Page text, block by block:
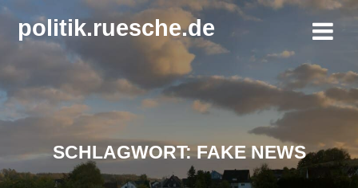
Zum
Inhalt
springen
politik.ruesche.de
SCHLAGWORT:FAKE NEWS